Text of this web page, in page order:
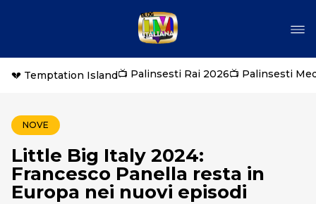
💔 Temptation Island📺 Palinsesti Rai 2026📺 Palinsesti
NOVE
Little Big Italy 2024:
Francesco Panella resta in
Europa nei nuovi episodi